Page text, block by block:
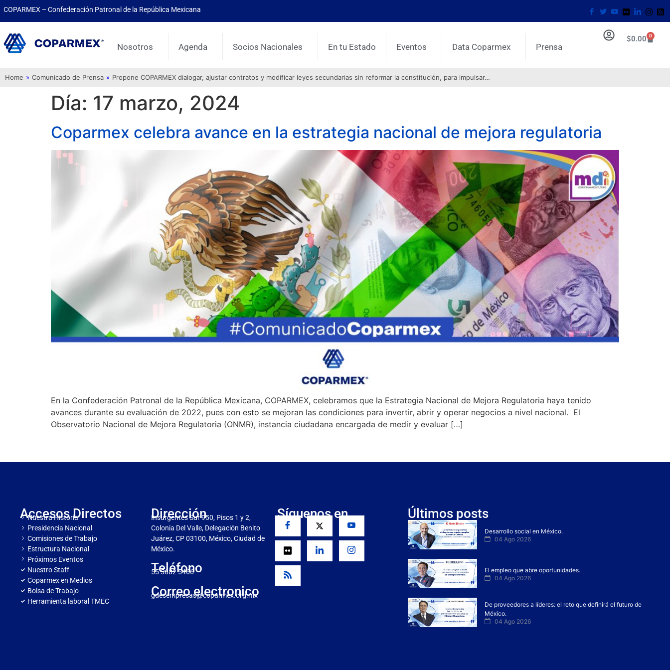
COPARMEX – Confederación Patronal de la República Mexicana
Nosotros Agenda Socios Nacionales En tu Estado Eventos Data Coparmex Prensa
$0.00 0
Home » Comunicado de Prensa » Propone COPARMEX dialogar, ajustar contratos y modificar leyes secundarias sin reformar la constitución, para impulsar…
Día: 17 marzo, 2024
Coparmex celebra avance en la estrategia nacional de mejora regulatoria
En la Confederación Patronal de la República Mexicana, COPARMEX, celebramos que la Estrategia Nacional de Mejora Regulatoria haya tenido
avances durante su evaluación de 2022, pues con esto se mejoran las condiciones para invertir, abrir y operar negocios a nivel nacional. El
Observatorio Nacional de Mejora Regulatoria (ONMR), instancia ciudadana encargada de medir y evaluar […]
Accesos Directos
Nuestra Historia
Presidencia Nacional
Comisiones de Trabajo
Estructura Nacional
Próximos Eventos
Nuestro Staff
Coparmex en Medios
Bolsa de Trabajo
Herramienta laboral TMEC
Dirección
Insurgentes Sur 950, Pisos 1 y 2,
Colonia Del Valle, Delegación Benito
Juárez, CP 03100, México, Ciudad de
México.
Teléfono
55 5682 5466
Correo electronico
gdesempresas@coparmex.org.mx
Síguenos en Últimos posts
Desarrollo social en México.
04 Ago 2026
El empleo que abre oportunidades.
04 Ago 2026
De proveedores a líderes: el reto que definirá el futuro de
México.
04 Ago 2026